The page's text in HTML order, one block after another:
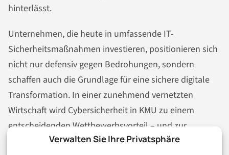
Verwalten Sie Ihre Privatsphäre
hinterlässt.
Unternehmen, die heute in umfassende IT-
Sicherheitsmaßnahmen investieren, positionieren sich
nicht nur defensiv gegen Bedrohungen, sondern
schaffen auch die Grundlage für eine sichere digitale
Transformation. In einer zunehmend vernetzten
Wirtschaft wird Cybersicherheit in KMU zu einem
entscheidenden Wettbewerbsvorteil – und zur
Überlebensfrage für den deutschen Mittelstand.